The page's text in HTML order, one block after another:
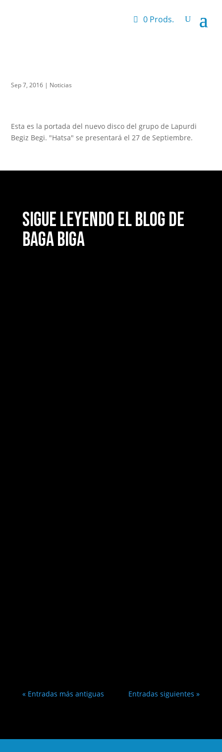
0 Prods.
Sep 7, 2016 | Noticias
Esta es la portada del nuevo disco del grupo de Lapurdi
Begiz Begi. "Hatsa" se presentará el 27 de Septiembre.
Sigue leyendo el blog de
Baga Biga
« Entradas más antiguas Entradas siguientes »